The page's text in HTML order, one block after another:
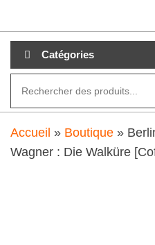
au
contenuCatégories
Accueil » Boutique »
Wagner : Die Walküre